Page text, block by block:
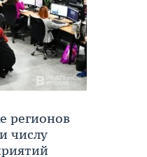
регионов
числу